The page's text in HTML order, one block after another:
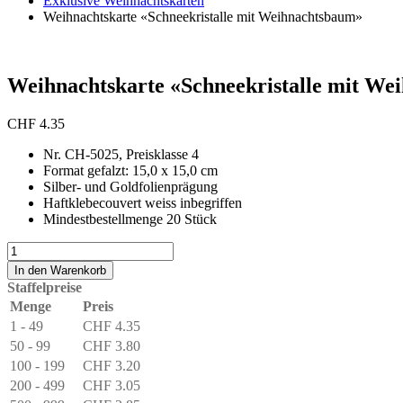
Weihnachtskarte «Schneekristalle mit Weihnachtsbaum»
Weihnachtskarte «Schneekristalle mit
CHF 4.35
Nr. CH-5025, Preisklasse 4
Format gefalzt: 15,0 x 15,0 cm
Silber- und Goldfolienprägung
Haftklebecouvert weiss inbegriffen
Mindestbestellmenge 20 Stück
Weihnachtskarte
«Schneekristalle
mit
Weihnachtsbaum»
Menge
In den Warenkorb
Staffelpreise
Menge
Preis
1 - 49
CHF 4.35
50 - 99
CHF 3.80
100 - 199
CHF 3.20
200 - 499
CHF 3.05